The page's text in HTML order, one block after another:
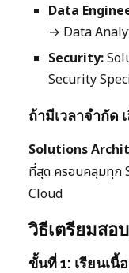
Data
→ Data
Security:
Security
ถ้ามีเวลาจำกัด
Solutions
ที่สุด ครอบคลุมทุก
Cloud
วิธีเตรียมสอบ
ขั้นที่ 1: เรียนเนื้